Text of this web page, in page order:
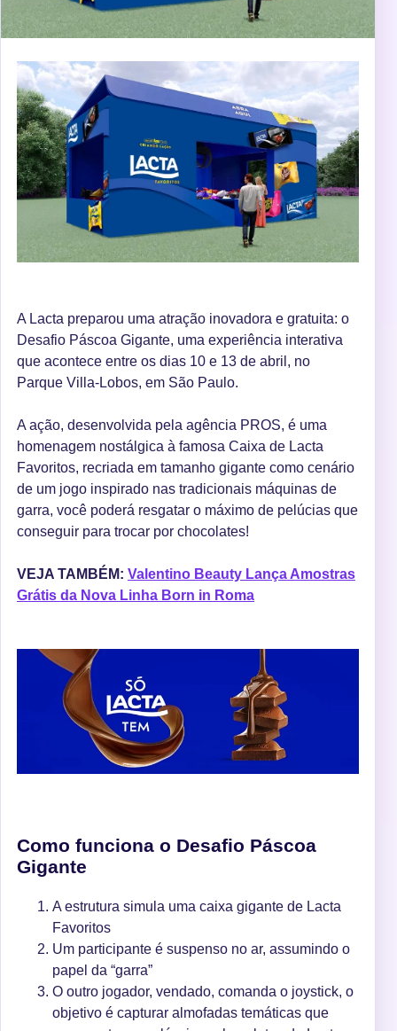
A Lacta preparou uma atração inovadora e gratuita: o
Desafio Páscoa Gigante, uma experiência interativa
que acontece entre os dias 10 e 13 de abril, no
Parque Villa-Lobos, em São Paulo.
A ação, desenvolvida pela agência PROS, é uma
homenagem nostálgica à famosa Caixa de Lacta
Favoritos, recriada em tamanho gigante como cenário
de um jogo inspirado nas tradicionais máquinas de
garra, você poderá resgatar o máximo de pelúcias que
conseguir para trocar por chocolates!
VEJA TAMBÉM: Valentino Beauty Lança Amostras
Grátis da Nova Linha Born in Roma
Como funciona o Desafio Páscoa
Gigante
A estrutura simula uma caixa gigante de Lacta
Favoritos
Um participante é suspenso no ar, assumindo o
papel da “garra”
O outro jogador, vendado, comanda o joystick, o
objetivo é capturar almofadas temáticas que